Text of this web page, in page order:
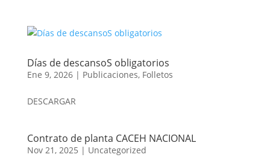
Días de descansoS obligatorios
Ene 9, 2026| Publicaciones, Folletos
DESCARGAR
Contrato de planta CACEH NACIONAL
Nov 21, 2025 | Uncategorized